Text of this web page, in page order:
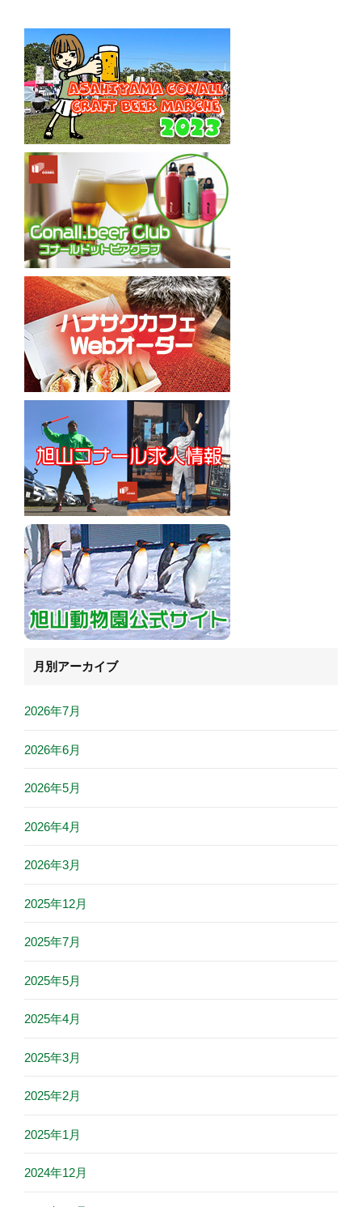
月別アーカイブ
2026年7月
2026年6月
2026年5月
2026年4月
2026年3月
2025年12月
2025年7月
2025年5月
2025年4月
2025年3月
2025年2月
2025年1月
2024年12月